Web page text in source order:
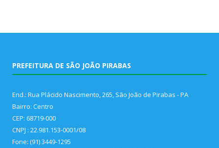
PREFEITURA DE SÃO JOÃO PIRABAS
End.: Rua Plácido Nascimento, 265, São João de Pirabas - PA
Bairro: Centro
CEP: 68719-000
CNPJ : 22.981.153-0001/08
Fone: (91) 3449-1295